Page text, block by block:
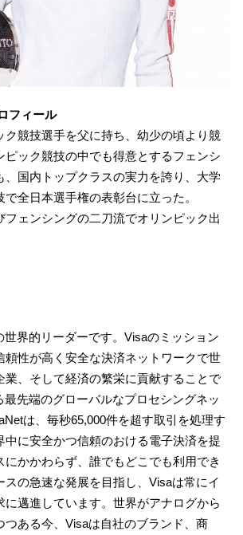
フィール
ク競技選手を父に持ち、幼少の頃より競
ピック競技の中でも得意とするフェンシ
、国内トップクラスの実力を誇り、大学
全日本選手権の表彰台に立った。
フェンシングの二刀流でオリンピック出
界的リーダーです。Visaのミッション
頼性が高く安全な決済ネットワークで世
業、そして経済の繁栄に貢献することで
先端のグローバルなプロセシングネッ
は、毎秒65,000件を超す取引を処理す
中に安全かつ信頼のおける電子決済を提
にかかわらず、誰でもどこでも利用でき
スの急速な発展を目指し、Visaは常にイ
に邁進しています。世界がアナログから
つある今、Visaは自社のブランド、商